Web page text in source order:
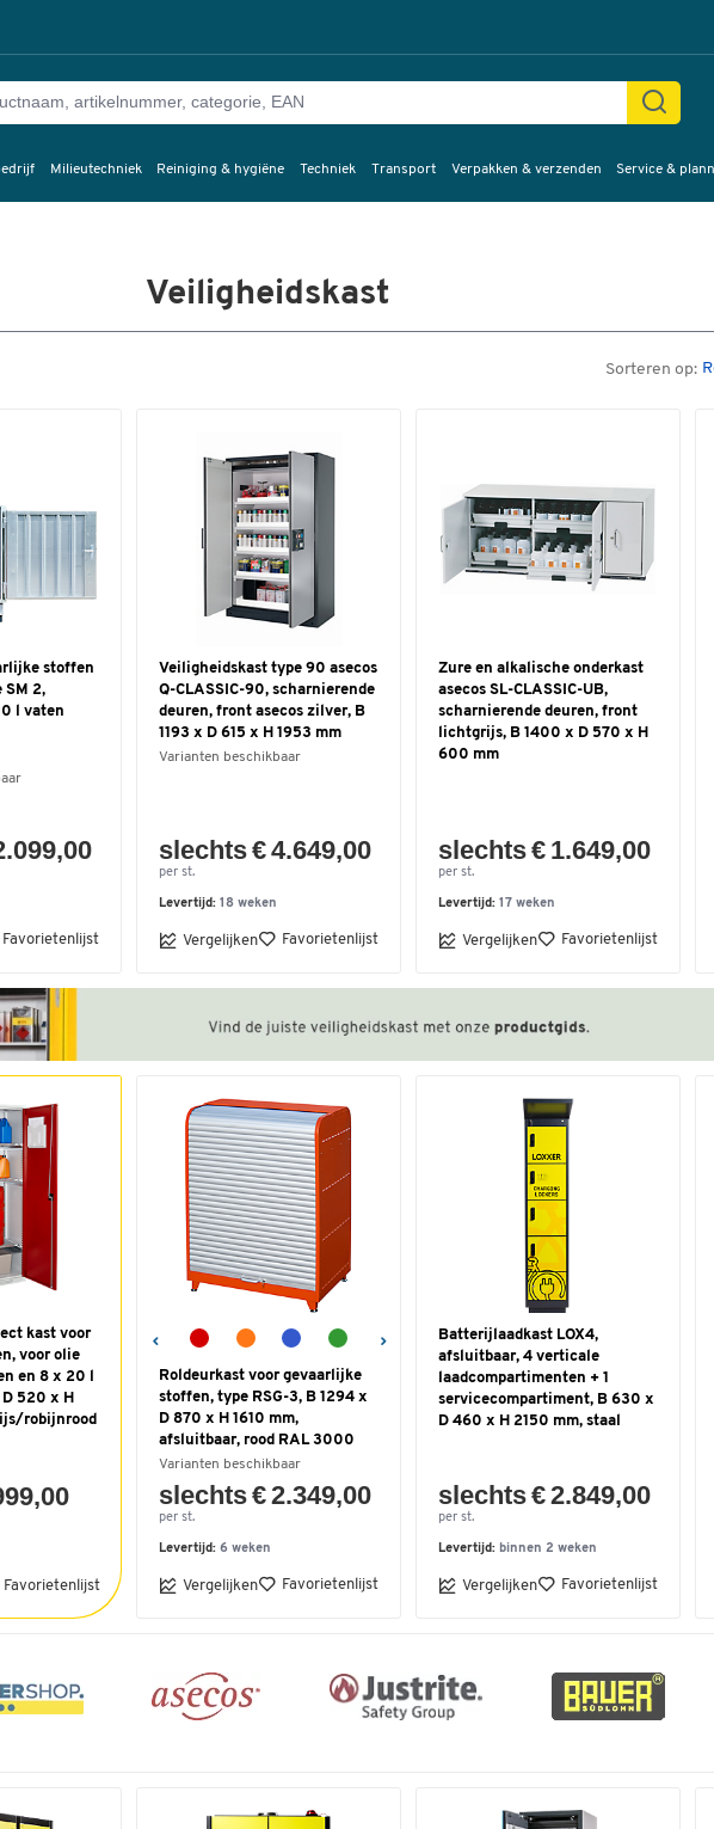
Milieutechniek Reiniging & hygiëne Techniek Transport Verpakken & verzenden Service &
Veiligheidskast
Sorteren op:
stoffen
SM 2,
l vaten
Favorietenlijst
Veiligheidskast type 90 asecos
Q-CLASSIC-90, scharnierende
deuren, front asecos zilver, B
1193 x D 615 x H 1953 mm
Varianten beschikbaar
slechts € 4.649,00
per st.
Levertijd: 18 weken
Vergelijken Favorietenlijst
Zure en alkalische onderkast
asecos SL-CLASSIC-UB,
scharnierende deuren, front
lichtgrijs, B 1400 x D 570 x H
600 mm
slechts € 1.649,00
per st.
Levertijd: 17 weken
Vergelijken Favorietenlijst
kast voor
voor olie
en 8 x 20 l
520 x H
robijnrood
Favorietenlijst
Roldeurkast voor gevaarlijke
stoffen, type RSG-3, B 1294 x
D 870 x H 1610 mm,
afsluitbaar, rood RAL 3000
Varianten beschikbaar
slechts € 2.349,00
per st.
Levertijd: 6 weken
Vergelijken Favorietenlijst
Batterijlaadkast LOX4,
afsluitbaar, 4 verticale
laadcompartimenten + 1
servicecompartiment, B 630 x
D 460 x H 2150 mm, staal
slechts € 2.849,00
per st.
Levertijd: binnen 2 weken
Vergelijken Favorietenlijst